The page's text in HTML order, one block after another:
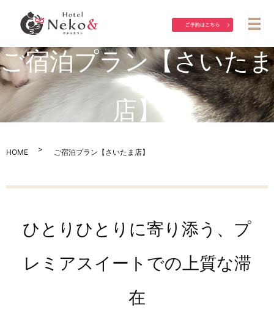
メ
ご宿泊プラン【さいたま
店】
HOME ご宿泊プラン【さいたま店】
ひとりひとりに寄り添う、プ
レミアスイートでの上質な滞
在